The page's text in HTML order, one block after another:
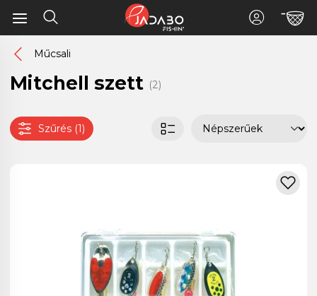
Műcsali
Mitchell szett (2)
Szűrés (1)